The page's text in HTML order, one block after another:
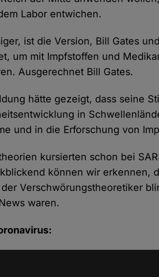
Labor entwichen.
ist die Version, Bill Gates
um mit Impfstoffen und
Ausgerechnet Bill Gates.
hätte gezeigt, dass seine
in
und in die Erforschung von
kursierten schon bei
können wir erkennen,
Verschwörungstheoretiker
waren.